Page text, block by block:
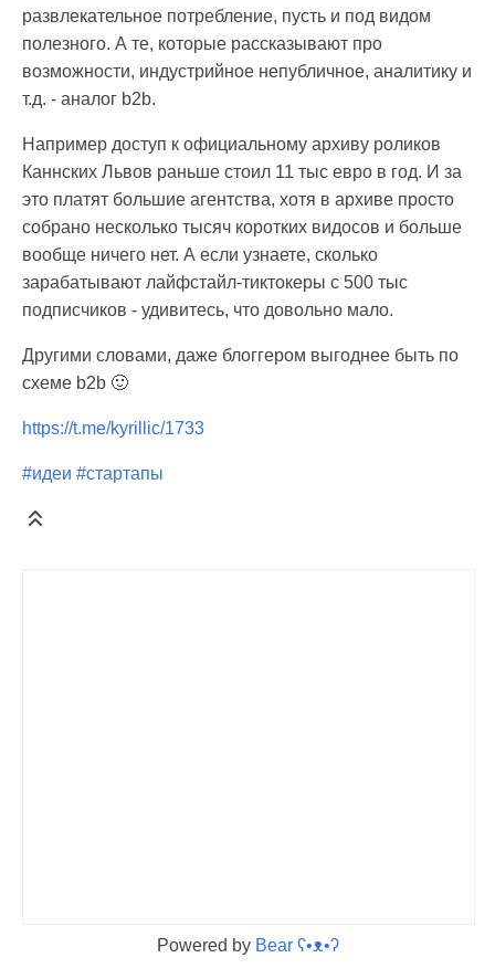
развлекательное потребление, пусть и под видом
полезного. А те, которые рассказывают про
возможности, индустрийное непубличное, аналитику и
т.д. - аналог b2b.
Например доступ к официальному архиву роликов
Каннских Львов раньше стоил 11 тыс евро в год. И за
это платят большие агентства, хотя в архиве просто
собрано несколько тысяч коротких видосов и больше
вообще ничего нет. А если узнаете, сколько
зарабатывают лайфстайл-тиктокеры с 500 тыс
подписчиков - удивитесь, что довольно мало.
Другими словами, даже блоггером выгоднее быть по
схеме b2b 🙂
https://t.me/kyrillic/1733
#идеи #стартапы
Powered by Bear ʕ•ᴥ•ʔ